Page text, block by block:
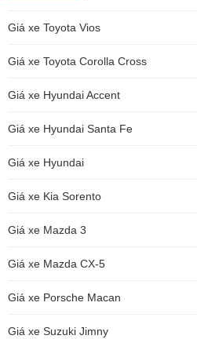
Giá xe Toyota Vios
Giá xe Toyota Corolla Cross
Giá xe Hyundai Accent
Giá xe Hyundai Santa Fe
Giá xe Hyundai
Giá xe Kia Sorento
Giá xe Mazda 3
Giá xe Mazda CX-5
Giá xe Porsche Macan
Giá xe Suzuki Jimny